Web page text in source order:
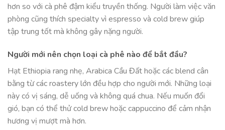
hơn so với cà phê đậm kiểu truyền thống. Người làm việc văn
phòng cũng thích specialty vì espresso và cold brew giúp
tập trung tốt mà không gây nặng người.
Người mới nên chọn loại cà phê nào để bắt đầu?
Hạt Ethiopia rang nhẹ, Arabica Cầu Đất hoặc các blend cân
bằng từ các roastery lớn đều hợp cho người mới. Những loại
này có vị sáng, dễ uống và không quá chua. Nếu muốn đổi
gió, bạn có thể thử cold brew hoặc cappuccino để cảm nhận
hương vị mượt mà hơn.